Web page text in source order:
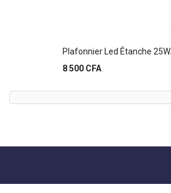
Plafonnier Led Étanche 25W...
Prix
8 500 CFA